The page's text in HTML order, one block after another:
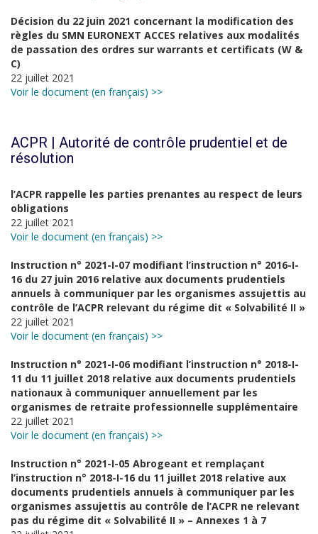
Décision du 22 juin 2021 concernant la modification des
règles du SMN EURONEXT ACCES relatives aux modalités
de passation des ordres sur warrants et certificats (W &
C)
22 juillet 2021
Voir le document (en français) >>
ACPR | Autorité de contrôle prudentiel et de
résolution
l’ACPR rappelle les parties prenantes au respect de leurs
obligations
22 juillet 2021
Voir le document (en français) >>
Instruction n° 2021-I-07 modifiant l’instruction n° 2016-I-
16 du 27 juin 2016 relative aux documents prudentiels
annuels à communiquer par les organismes assujettis au
contrôle de l’ACPR relevant du régime dit « Solvabilité II »
22 juillet 2021
Voir le document (en français) >>
Instruction n° 2021-I-06 modifiant l’instruction n° 2018-I-
11 du 11 juillet 2018 relative aux documents prudentiels
nationaux à communiquer annuellement par les
organismes de retraite professionnelle supplémentaire
22 juillet 2021
Voir le document (en français) >>
Instruction n° 2021-I-05 Abrogeant et remplaçant
l’instruction n° 2018-I-16 du 11 juillet 2018 relative aux
documents prudentiels annuels à communiquer par les
organismes assujettis au contrôle de l’ACPR ne relevant
pas du régime dit « Solvabilité II » – Annexes 1 à 7